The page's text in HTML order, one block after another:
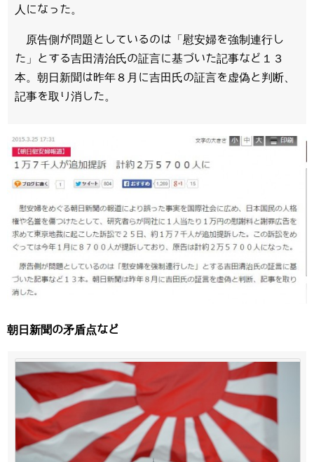
人になった。
原告側が問題としているのは「慰安婦を強制連行し
た」とする吉田清治氏の証言に基づいた記事など１３
本。朝日新聞は昨年８月に吉田氏の証言を虚偽と判断、
記事を取り消した。
朝日新聞の矛盾点など